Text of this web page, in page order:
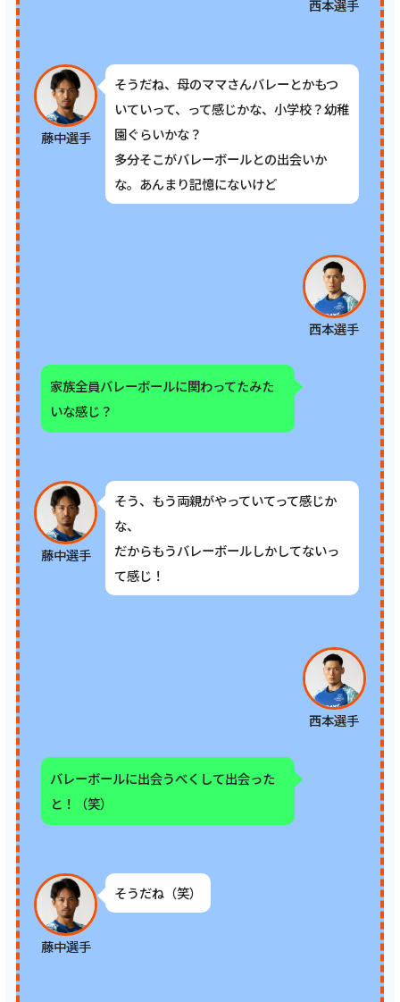
西本選手
藤中選手
そうだね、母のママさんバレーとかもつ
いていって、って感じかな、小学校？幼稚
園ぐらいかな？
多分そこがバレーボールとの出会いか
な。あんまり記憶にないけど
西本選手
家族全員バレーボールに関わってたみた
いな感じ？
藤中選手
そう、もう両親がやっていてって感じか
な、
だからもうバレーボールしかしてないっ
て感じ！
西本選手
バレーボールに出会うべくして出会った
と！（笑）
藤中選手
そうだね（笑）